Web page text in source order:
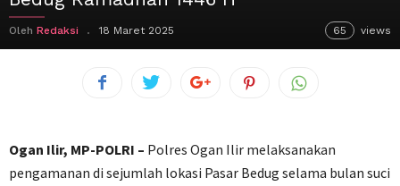
Oleh Redaksi 18 Maret 2025 65 views
Ogan Ilir, MP-POLRI – Polres Ogan Ilir melaksanakan
pengamanan di sejumlah lokasi Pasar Bedug selama bulan suci